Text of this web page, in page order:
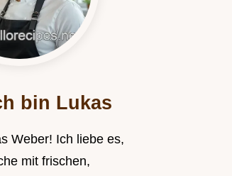
bin Lukas
Weber! Ich liebe es,
mit frischen,